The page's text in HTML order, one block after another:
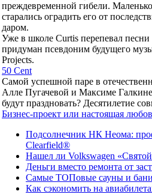
преждевременной гибели.
старались оградить его от
даром.
Уже в школе Curtis перепевал
придуман псевдоним будущего
Projects.
50 Cent
Самой успешной паре в
Алле Пугачевой и Максиме
будут праздновать? Десятилетие
Бизнес-проект или настоящая
Подсолнечник НК Неома:
Clearfield®
Нашел ли Volkswagen
Деньги вместо ремонта от
Самые ТОПовые сауны и бани
Как сэкономить на